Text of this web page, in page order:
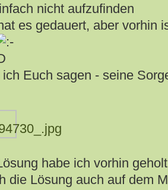
nicht aufzufinden
es gedauert, aber vorhin
Euch sagen - seine
habe ich vorhin
die Lösung auch auf dem